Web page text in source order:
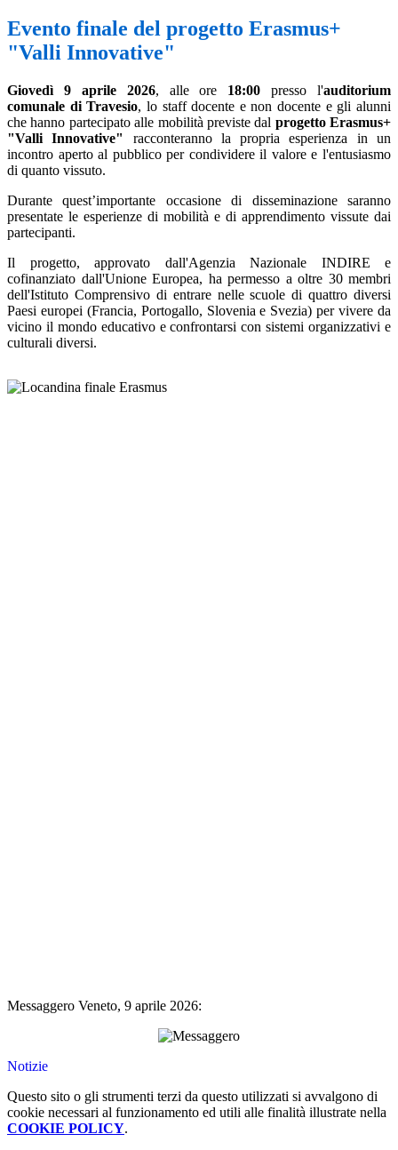
Evento finale del progetto Erasmus+
"Valli Innovative"
Giovedì 9 aprile 2026, alle ore 18:00 presso l'auditorium
comunale di Travesio, lo staff docente e non docente e gli alunni
che hanno partecipato alle mobilità previste dal progetto Erasmus+
"Valli Innovative"
racconteranno la propria esperienza in un
incontro aperto al pubblico per condividere il valore e l'entusiasmo
di quanto vissuto.
Durante quest’importante occasione di disseminazione saranno
presentate le esperienze di mobilità e di apprendimento vissute dai
partecipanti.
Il progetto, approvato dall'Agenzia Nazionale INDIRE e
cofinanziato dall'Unione Europea, ha permesso a oltre 30 membri
dell'Istituto Comprensivo di entrare nelle scuole di quattro diversi
Paesi europei (Francia, Portogallo, Slovenia e Svezia) per vivere da
vicino il mondo educativo e confrontarsi con sistemi organizzativi e
culturali diversi.
Messaggero Veneto, 9 aprile 2026:
Notizie
Questo sito o gli strumenti terzi da questo utilizzati si avvalgono di
cookie necessari al funzionamento ed utili alle finalità illustrate nella
COOKIE POLICY.